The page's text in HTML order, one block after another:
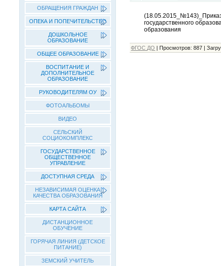
ОБРАЩЕНИЯ ГРАЖДАН
ОПЕКА И ПОПЕЧИТЕЛЬСТВО
ДОШКОЛЬНОЕ
ОБРАЗОВАНИЕ
ОБЩЕЕ ОБРАЗОВАНИЕ
ВОСПИТАНИЕ И
ДОПОЛНИТЕЛЬНОЕ
ОБРАЗОВАНИЕ
РУКОВОДИТЕЛЯМ ОУ
ФОТОАЛЬБОМЫ
ВИДЕО
СЕЛЬСКИЙ
СОЦИОКОМПЛЕКС
ГОСУДАРСТВЕННОЕ
ОБЩЕСТВЕННОЕ
УПРАВЛЕНИЕ
ДОСТУПНАЯ СРЕДА
НЕЗАВИСИМАЯ ОЦЕНКА
КАЧЕСТВА ОБРАЗОВАНИЯ
КАРТА САЙТА
ДИСТАНЦИОННОЕ
ОБУЧЕНИЕ
ГОРЯЧАЯ ЛИНИЯ (ДЕТСКОЕ
ПИТАНИЕ)
ЗЕМСКИЙ УЧИТЕЛЬ
государственного
образования
ФГОС ДО Просмотров: 887 |